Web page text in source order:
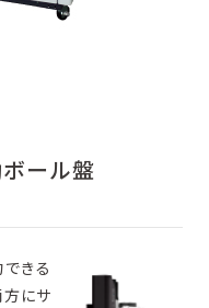
ール盤
きる
方にサ